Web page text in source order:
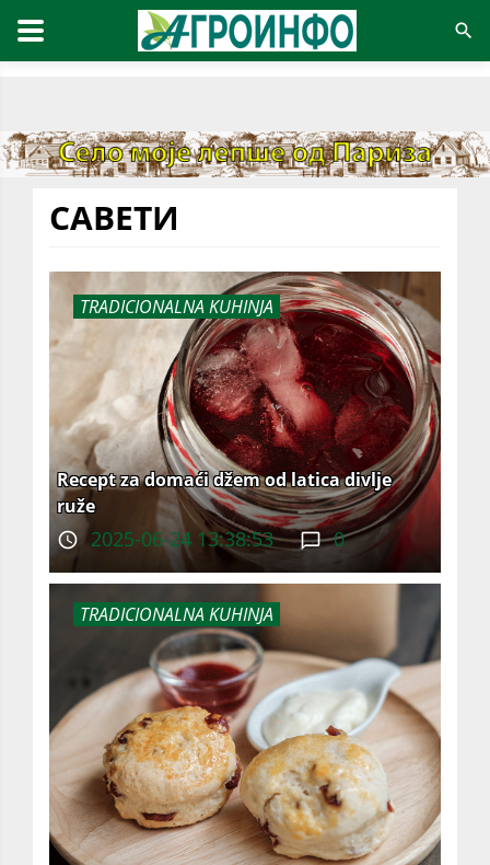
САВЕТИ
TRADICIONALNA KUHINJA
Recept za domaći džem od latica divlje
ruže
2025-06-24 13:38:53 0
TRADICIONALNA KUHINJA